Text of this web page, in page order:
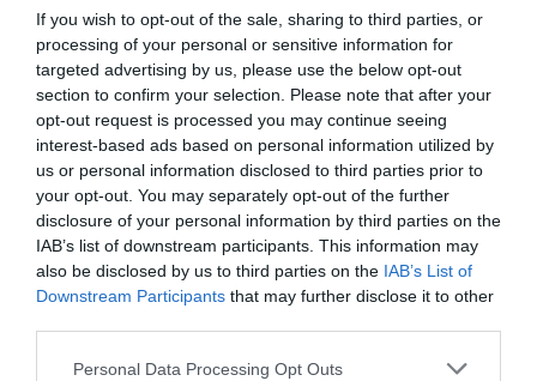
If you wish to opt-out of the sale, sharing to third parties, or
processing of your personal or sensitive information for
targeted advertising by us, please use the below opt-out
section to confirm your selection. Please note that after your
opt-out request is processed you may continue seeing
interest-based ads based on personal information utilized by
us or personal information disclosed to third parties prior to
your opt-out. You may separately opt-out of the further
disclosure of your personal information by third parties on the
IAB’s list of downstream participants. This information may
also be disclosed by us to third parties on the IAB’s List of
Downstream Participants that may further disclose it to other
Personal Data Processing Opt Outs
ΗMEGAFORMείναι ο στρατηγικός συνεργάτης για
σχολεία, γυμναστήρια και αθλητικούς συλλόγους που
αναζητούν αξιοπιστία και ποιότητα. Ως επίσημος
ευρωπαίος διανομέας κορυφαίων brands όπως
OMNIKIN, DOM, ARK και YOLF , η εταιρεία εγγυάται
μια ολοκληρωμένη συλλογή που καλύπτει κάθε
απαίτηση της σύγχρονης αγοράς. Αυτό που καθιστά τη
MEGAFORM να ξεχωρίζει είναι η αυστηρή δέσμευσή
της στην αειφόρο ανάπτυξη, καθώς είναι
πιστοποιημένη κατά
ISO 14001 & EMAS . Με συνεχή
έλεγχο περιβαλλοντικής διαχείρισης, η εταιρεία
μειώνει ενεργά την κατανάλωση ενέργειας και την
βιωσιμότητα σε κάθε στάδιο της παραγωγής και